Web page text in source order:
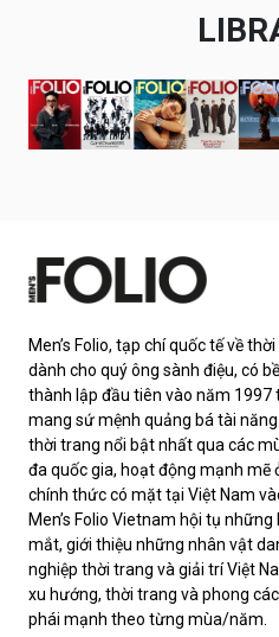
Men’s Folio, tạp chí quốc tế về
dành cho quý ông sành điệu, có
thành lập đầu tiên vào năm 1997
mang sứ mệnh quảng bá tài
thời trang nổi bật nhất qua các
đa quốc gia, hoạt động mạnh mẽ
chính thức có mặt tại Việt Nam
Men’s Folio Vietnam hội tụ
mắt, giới thiệu những nhân vật
nghiệp thời trang và giải trí Việt
xu hướng, thời trang và phong
phái mạnh theo từng mùa/năm.